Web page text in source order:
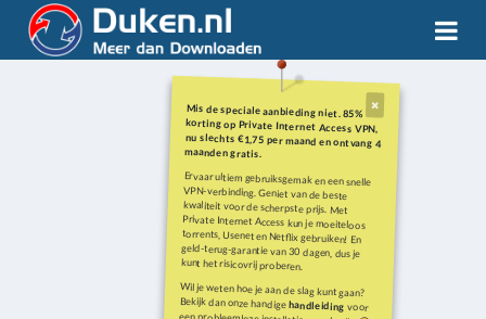
Mis de speciale aanbieding niet. 85%
korting op Private Internet Access VPN,
nu slechts €1,75 per maand en ontvang 4
maanden gratis.
Ervaar ultiem gebruiksgemak en een snelle
VPN-verbinding. Geniet van de beste
kwaliteit voor de scherpste prijs. Met
Private Internet Access kun je moeiteloos
torrents, Usenet en Netflix gebruiken! En
geld-terug-garantie van 30 dagen, dus je
kunt het risicovrij proberen.
Wil je weten hoe je aan de slag kunt gaan?
Bekijk dan onze handigehandleiding voor